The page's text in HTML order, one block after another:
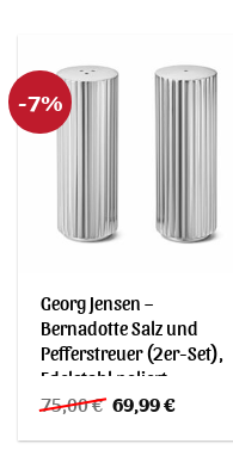
-7%
Georg Jensen –
Bernadotte Salz und
Pefferstreuer (2er-Set),
Edelstahl poliert
75,00€ Ursprünglicher
Preis
war:
69,99€Aktueller
ist: